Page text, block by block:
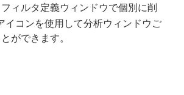
ィルタ定義ウィンドウで個別に削
イコンを使用して分析ウィンドウご
ができます。